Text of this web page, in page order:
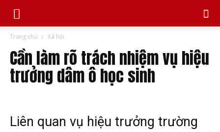
Trang chủ Xã hội
Cần làm rõ trách nhiệm vụ hiệu
trưởng dâm ô học sinh
Liên quan vụ hiệu trưởng trường